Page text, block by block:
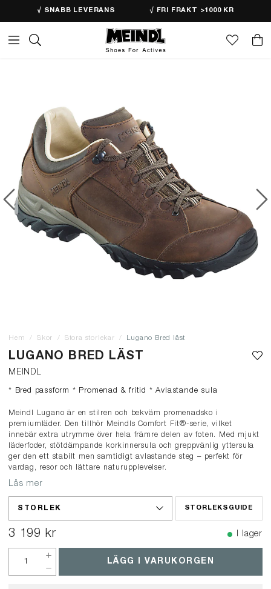
√ SNABB LEVERANS √ FRI FRAKT >1000 KR
Hem Skor Stora storlekar Lugano Bred läst
LUGANO BRED LÄST
MEINDL
* Bred passform * Promenad & fritid * Avlastande sula
Meindl Lugano är en stilren och bekväm promenadsko i
premiumläder. Den tillhör Meindls Comfort Fit®-serie, vilket
innebär extra utrymme över hela främre delen av foten. Med mjukt
läderfoder, stötdämpande korkinnersula och greppvänlig yttersula
ger den ett stabilt men samtidigt avlastande steg – perfekt för
vardag, resor och lättare naturupplevelser.
Läs mer
STORLEKSGUIDE
STORLEK
3 199 kr I lager
LÄGG I VARUKORGEN